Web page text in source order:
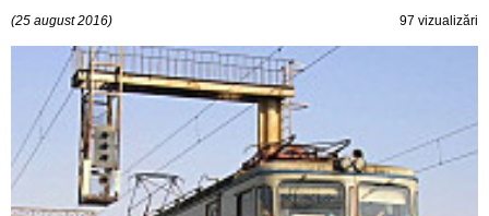
(25 august 2016) 97 vizualizări